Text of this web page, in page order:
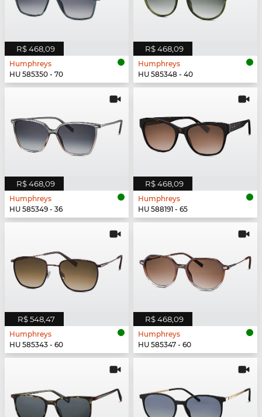
R$ 468,09
Humphreys
HU 585350 - 70
R$ 468,09
Humphreys
HU 585348 - 40
R$ 468,09
Humphreys
HU 585349 - 36
R$ 468,09
Humphreys
HU 588191 - 65
R$ 548,47
Humphreys
HU 585343 - 60
R$ 468,09
Humphreys
HU 585347 - 60